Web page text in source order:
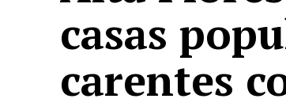
casas
carentes